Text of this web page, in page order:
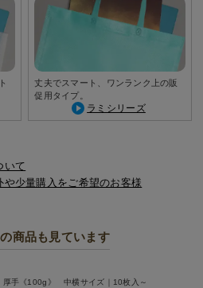
丈夫でスマート、ワンランク上の販
促用タイプ。
ラミシリーズ
いて
少量購入をご希望のお客様
商品も見ています
厚手《100g》 中横サイズ｜10枚入～